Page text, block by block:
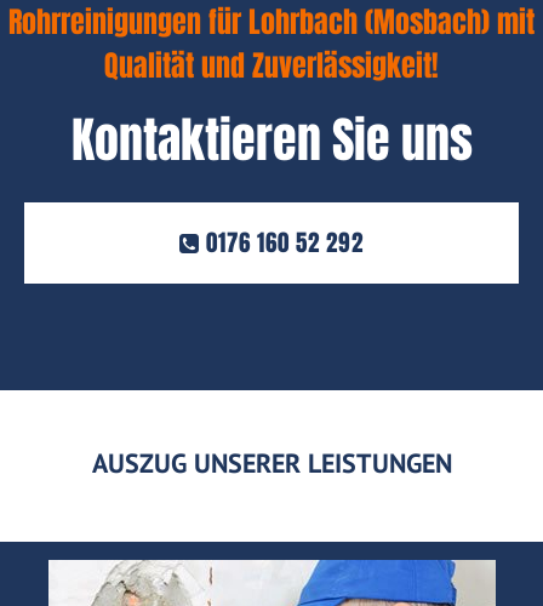
Rohrreinigungen für Lohrbach (Mosbach) mit
Qualität und Zuverlässigkeit!
Kontaktieren Sie uns
0176 160 52 292
AUSZUG UNSERER LEISTUNGEN